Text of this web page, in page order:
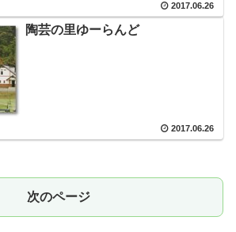
2017.06.26
陶芸の里ゆーらんど
2017.06.26
次のページ